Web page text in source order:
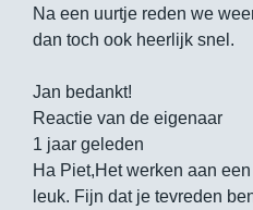
Na een uurtje reden we
dan toch ook heerlijk snel.
Jan bedankt!
Reactie van de eigenaar
1 jaar geleden
Ha Piet,Het werken aan
leuk. Fijn dat je tevreden